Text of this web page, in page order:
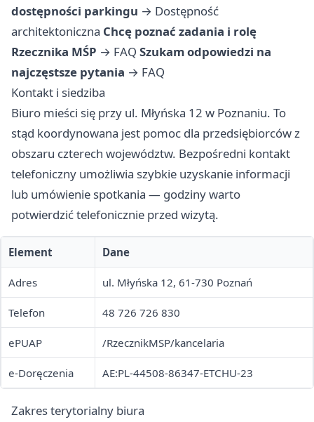
dostępności parkingu → Dostępność
architektoniczna Chcę poznać zadania i rolę
Rzecznika MŚP → FAQ Szukam odpowiedzi na
najczęstsze pytania → FAQ
Kontakt i siedziba
Biuro mieści się przy ul. Młyńska 12 w Poznaniu. To
stąd koordynowana jest pomoc dla przedsiębiorców z
obszaru czterech województw. Bezpośredni kontakt
telefoniczny umożliwia szybkie uzyskanie informacji
lub umówienie spotkania — godziny warto
potwierdzić telefonicznie przed wizytą.
Element Dane
Adres ul. Młyńska 12, 61-730 Poznań
Telefon 48 726 726 830
ePUAP /RzecznikMSP/kancelaria
e-Doręczenia AE:PL-44508-86347-ETCHU-23
Zakres terytorialny biura